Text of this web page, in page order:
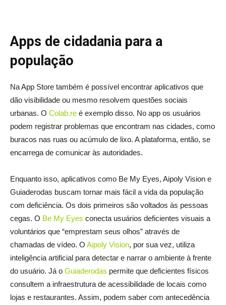
Apps de cidadania para a
população
Na App Store também é possível encontrar aplicativos que
dão visibilidade ou mesmo resolvem questões sociais
urbanas. O Colab.re é exemplo disso. No app os usuários
podem registrar problemas que encontram nas cidades, como
buracos nas ruas ou acúmulo de lixo. A plataforma, então, se
encarrega de comunicar às autoridades.
Enquanto isso, aplicativos como Be My Eyes, Aipoly Vision e
Guiaderodas buscam tornar mais fácil a vida da população
com deficiência. Os dois primeiros são voltados às pessoas
cegas. O Be My Eyes conecta usuários deficientes visuais a
voluntários que “emprestam seus olhos” através de
chamadas de vídeo. O Aipoly Vision, por sua vez, utiliza
inteligência artificial para detectar e narrar o ambiente à frente
do usuário. Já o Guiaderodas permite que deficientes físicos
consultem a infraestrutura de acessibilidade de locais como
lojas e restaurantes. Assim, podem saber com antecedência